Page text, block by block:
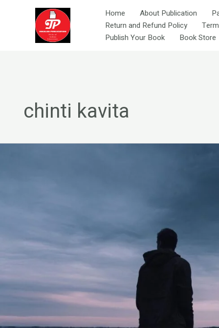
Home About Publication
Return and Refund Policy
Publish Your Book
Book Store
chinti kavita